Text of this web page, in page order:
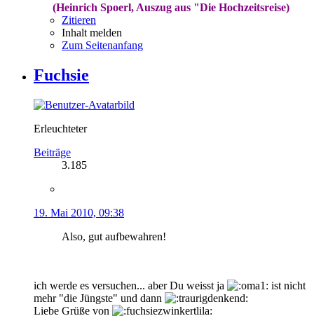
(Heinrich Spoerl, Auszug aus "Die Hochzeitsreise)
Zitieren
Inhalt melden
Zum Seitenanfang
Fuchsie
Erleuchteter
Beiträge
3.185
19. Mai 2010, 09:38
Also, gut aufbewahren!
ich werde es versuchen... aber Du weisst ja
ist nicht
mehr "die Jüngste" und dann
Liebe Grüße von